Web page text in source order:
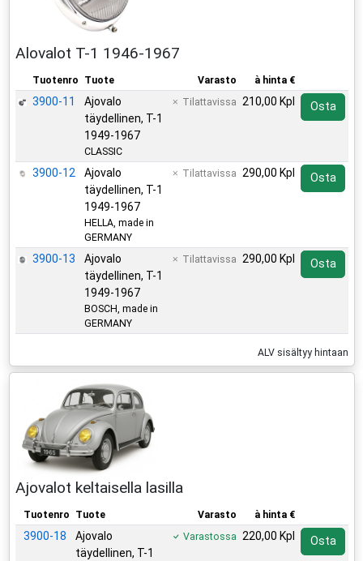
Alovalot T-1 1946-1967
Tuotenro Tuote Varasto à hinta €
3900-11
Ajovalo
täydellinen, T-1
1949-1967
CLASSIC
Tilattavissa 210,00 Kpl Osta
3900-12
Ajovalo
täydellinen, T-1
1949-1967
HELLA, made in
GERMANY
Tilattavissa 290,00 Kpl Osta
3900-13
Ajovalo
täydellinen, T-1
1949-1967
BOSCH, made in
GERMANY
Tilattavissa 290,00 Kpl Osta
ALV sisältyy hintaan
Ajovalot keltaisella lasilla
Tuotenro Tuote Varasto à hinta €
3900-18
Ajovalo
täydellinen, T-1
Varastossa 220,00 Kpl Osta